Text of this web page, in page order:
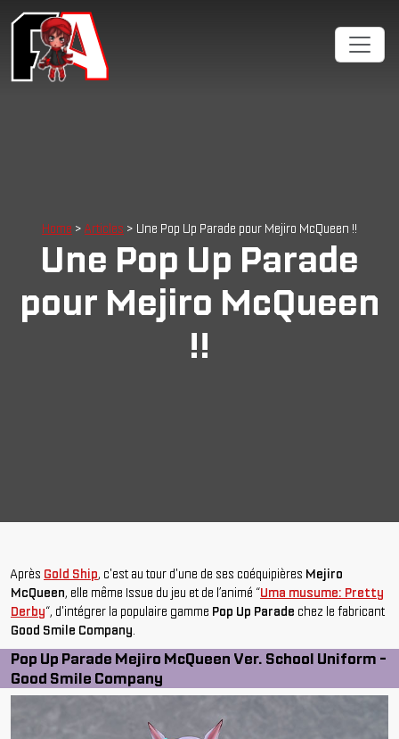
Home > Articles > Une Pop Up Parade pour Mejiro McQueen !!
Une Pop Up Parade
pour Mejiro McQueen
!!
Après Gold Ship, c'est au tour d'une de ses coéquipières Mejiro
McQueen, elle même Issue du jeu et de l’animé “Uma musume: Pretty
Derby“, d'intégrer la populaire gamme Pop Up Parade chez le fabricant
Good Smile Company.
Pop Up Parade Mejiro McQueen Ver. School Uniform -
Good Smile Company